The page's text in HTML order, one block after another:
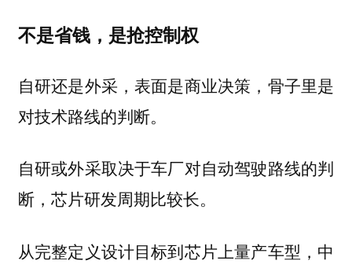
不是省钱，是抢控制权
自研还是外采，表面是商业决策，骨子里是
对技术路线的判断。
自研或外采取决于车厂对自动驾驶路线的判
断，芯片研发周期比较长。
从完整定义设计目标到芯片上量产车型，中